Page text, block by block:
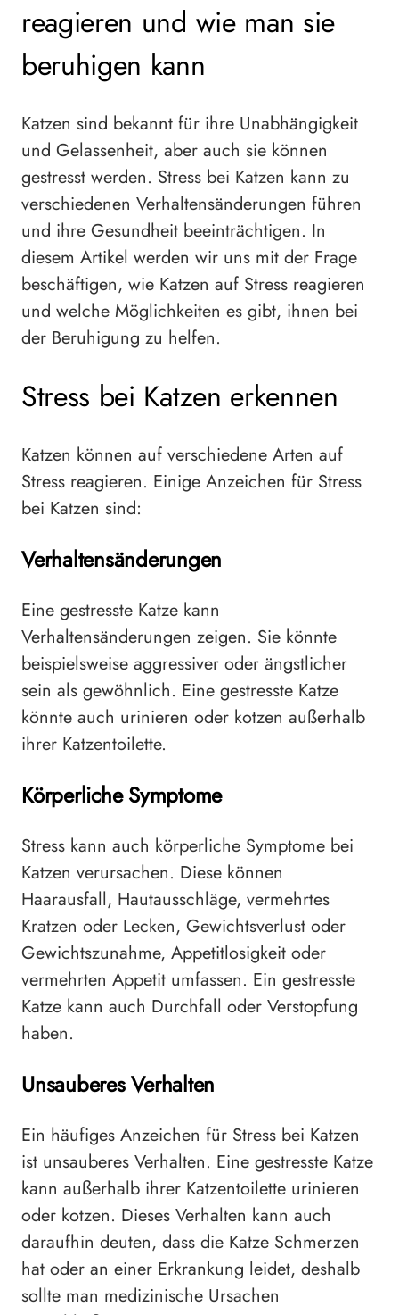
reagieren und wie man sie
beruhigen kann
Katzen sind bekannt für ihre Unabhängigkeit
und Gelassenheit, aber auch sie können
gestresst werden. Stress bei Katzen kann zu
verschiedenen Verhaltensänderungen führen
und ihre Gesundheit beeinträchtigen. In
diesem Artikel werden wir uns mit der Frage
beschäftigen, wie Katzen auf Stress reagieren
und welche Möglichkeiten es gibt, ihnen bei
der Beruhigung zu helfen.
Stress bei Katzen erkennen
Katzen können auf verschiedene Arten auf
Stress reagieren. Einige Anzeichen für Stress
bei Katzen sind:
Verhaltensänderungen
Eine gestresste Katze kann
Verhaltensänderungen zeigen. Sie könnte
beispielsweise aggressiver oder ängstlicher
sein als gewöhnlich. Eine gestresste Katze
könnte auch urinieren oder kotzen außerhalb
ihrer Katzentoilette.
Körperliche Symptome
Stress kann auch körperliche Symptome bei
Katzen verursachen. Diese können
Haarausfall, Hautausschläge, vermehrtes
Kratzen oder Lecken, Gewichtsverlust oder
Gewichtszunahme, Appetitlosigkeit oder
vermehrten Appetit umfassen. Ein gestresste
Katze kann auch Durchfall oder Verstopfung
haben.
Unsauberes Verhalten
Ein häufiges Anzeichen für Stress bei Katzen
ist unsauberes Verhalten. Eine gestresste Katze
kann außerhalb ihrer Katzentoilette urinieren
oder kotzen. Dieses Verhalten kann auch
daraufhin deuten, dass die Katze Schmerzen
hat oder an einer Erkrankung leidet, deshalb
sollte man medizinische Ursachen